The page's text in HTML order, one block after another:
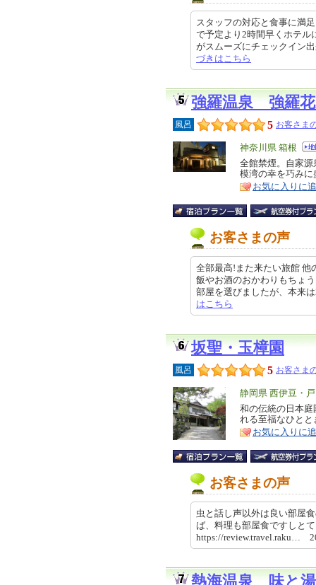
スタッフの対応と食事に満
で予定より2時間早くホテル
がスムーズにチェックイン
づきはこちら
強羅温泉 強羅
風呂 5 お客さま
エ
リ
ア
神奈川県 箱根
特
徴
全館禁煙。自家
模湾の幸を巧み
お気に入りに
お客さまの声
全部最高!また来たい旅館 他
飯やお酒のおかわりもちょ
部屋を選びましたが、本来
はこちら
坂聖・玉樟園
風呂 5 お客さま
エ
リ
ア
静岡県 西伊豆・
特
徴
和の伝統の日本
れる至福なひとと
お気に入りに
お客さまの声
虫と話し声以外は良い部屋
ば、料理も部屋食ですしと
https://review.travel.raku…
熱海温泉 味と